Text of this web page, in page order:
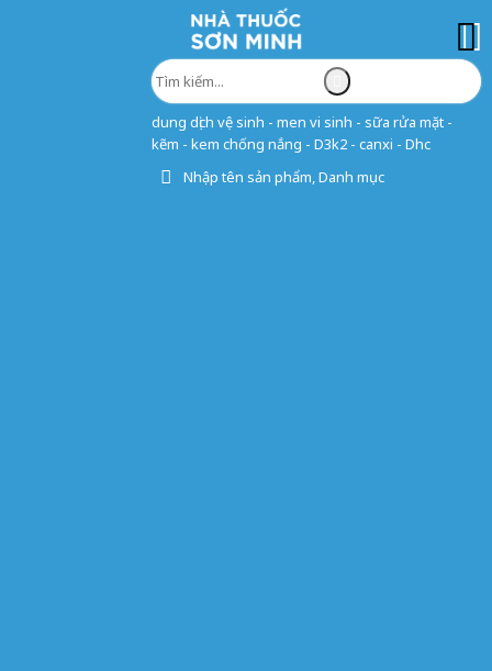
dung dịch vệ sinh - men vi sinh - sữa rửa mặt -
kẽm - kem chống nắng - D3k2 - canxi - Dhc
Nhập tên sản phẩm, Danh mục